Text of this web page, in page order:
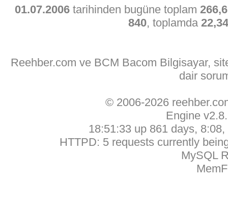
01.07.2006 tarihinden bugüne toplam
840, toplamda
Reehber.com ve BCM Bacom Bilgisayar,
dair
© 2006-2026
Engine
18:51:33 up 861 days,
HTTPD: 5 requests currently
MySQL